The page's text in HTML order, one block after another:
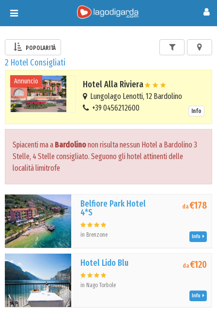
Toggle
navigation
POPOLARITÀ
2 Hotel Consigliati
Annuncio Hotel Alla Riviera
Lungolago Lenotti, 12 Bardolino
+39 0456212600
Info
Spiacenti ma a Bardolinonon risulta nessun Hotel a Bardolino 3
Stelle, 4 Stelle consigliato. Seguono gli hotel attinenti delle
località limitrofe
Belfiore Park Hotel
4*S
in Brenzone
da€178
Info
Hotel Lido Blu
in Nago Torbole
da€120
Info